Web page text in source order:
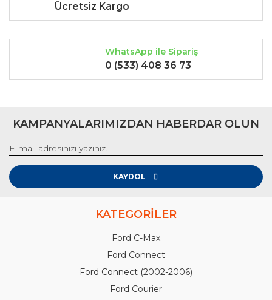
Ücretsiz Kargo
WhatsApp ile Sipariş
0 (533) 408 36 73
KAMPANYALARIMIZDAN HABERDAR OLUN
KAYDOL
KATEGORİLER
Ford C-Max
Ford Connect
Ford Connect (2002-2006)
Ford Courier